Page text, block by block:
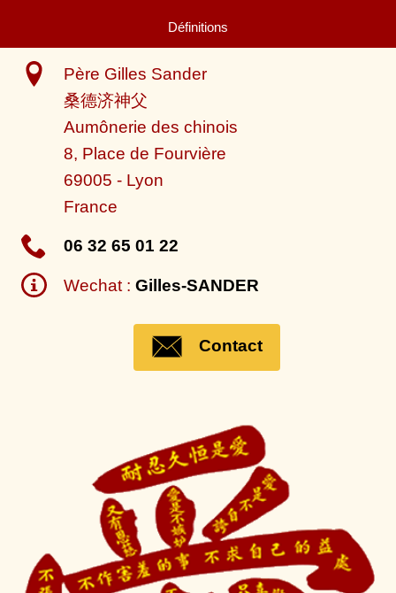
Définitions
Père Gilles Sander
桑德济神父
Aumônerie des chinois
8, Place de Fourvière
69005 - Lyon
France
06 32 65 01 22
Wechat :Gilles-SANDER
Contact